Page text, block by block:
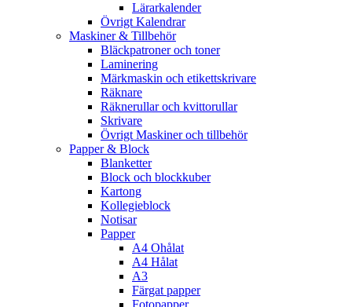
Lärarkalender
Övrigt Kalendrar
Maskiner & Tillbehör
Bläckpatroner och toner
Laminering
Märkmaskin och etikettskrivare
Räknare
Räknerullar och kvittorullar
Skrivare
Övrigt Maskiner och tillbehör
Papper & Block
Blanketter
Block och blockkuber
Kartong
Kollegieblock
Notisar
Papper
A4 Ohålat
A4 Hålat
A3
Färgat papper
Fotopapper